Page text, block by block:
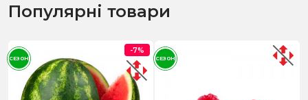
Популярні товари
-7%
СЕЗОН СЕЗОН